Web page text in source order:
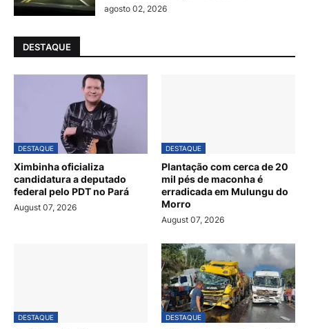
agosto 02, 2026
DESTAQUE
DESTAQUE
Ximbinha oficializa
candidatura a deputado
federal pelo PDT no Pará
August 07, 2026
DESTAQUE
Plantação com cerca de 20
mil pés de maconha é
erradicada em Mulungu do
Morro
August 07, 2026
DESTAQUE DESTAQUE